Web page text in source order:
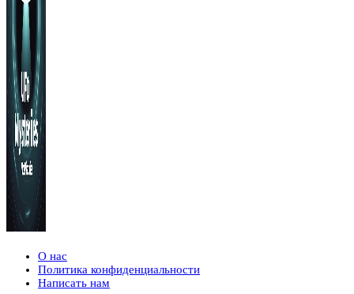
О нас
Политика конфиденциальности
Написать нам